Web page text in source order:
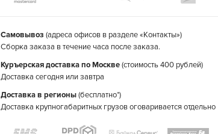
Самовывоз (адреса офисов в разделе «Контакты»)
Сборка заказа в течение часа после заказа.
Куръерская доставка по Москве(стоимость 400 рублей)
Доставка сегодня или завтра
Доставка в регионы(бесплатно*)
Доставка крупногабаритных грузов оговаривается отдельно